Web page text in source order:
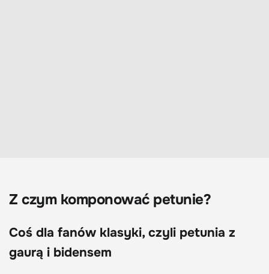
Z czym komponować petunie?
Coś dla fanów klasyki, czyli petunia z
gaurą i bidensem